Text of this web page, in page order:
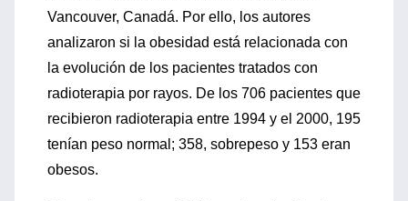
Vancouver, Canadá. Por ello, los autores
analizaron si la obesidad está relacionada con
la evolución de los pacientes tratados con
radioterapia por rayos. De los 706 pacientes que
recibieron radioterapia entre 1994 y el 2000, 195
tenían peso normal; 358, sobrepeso y 153 eran
obesos.